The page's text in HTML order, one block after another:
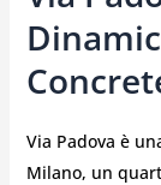
Via Padova è
Milano, un